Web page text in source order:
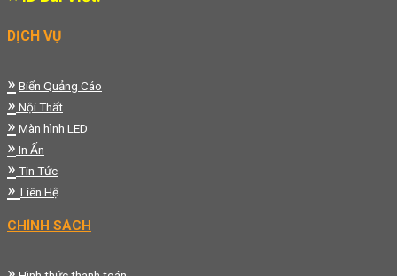
DỊCH VỤ
» Biển Quảng Cáo
» Nội Thất
» Màn hình LED
» In Ấn
» Tin Tức
» Liên Hệ
CHÍNH SÁCH